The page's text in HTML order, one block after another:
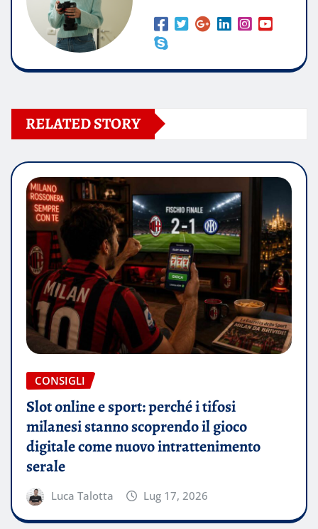
RELATED STORY
CONSIGLI
Slot online e sport: perché i tifosi
milanesi stanno scoprendo il gioco
digitale come nuovo intrattenimento
serale
Luca Talotta Lug 17, 2026